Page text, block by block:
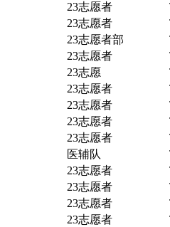
23志愿者
23志愿者
23志愿者部
23志愿者
23志愿
23志愿者
23志愿者
23志愿者
23志愿者
医辅队
23志愿者
23志愿者
23志愿者
23志愿者